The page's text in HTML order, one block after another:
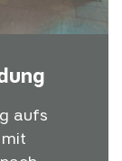
aufs